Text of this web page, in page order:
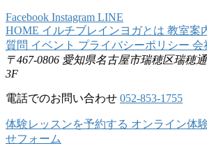
Facebook Instagram LINE
HOME イルチブレインヨガとは 教室案
質問 イベント プライバシーポリシー 会
〒467-0806 愛知県名古屋市瑞穂区瑞穂
3F
電話でのお問い合わせ 052-853-1755
体験レッスンを予約する オンライン体
せフォーム